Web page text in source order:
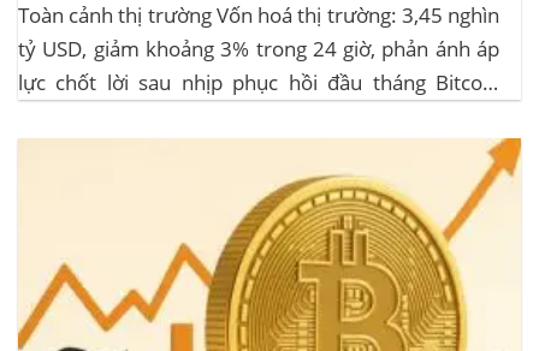
Toàn cảnh thị trường Vốn hoá thị trường: 3,45 nghìn
tỷ USD, giảm khoảng 3% trong 24 giờ, phản ánh áp
lực chốt lời sau nhịp phục hồi đầu tháng‍ Bitcoin